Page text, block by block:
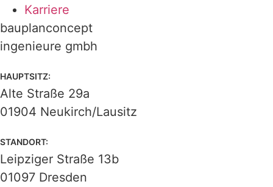
Karriere
bauplanconcept
ingenieure gmbh
HAUPTSITZ:
Alte Straße 29a
01904 Neukirch/Lausitz
STANDORT:
Leipziger Straße 13b
01097 Dresden